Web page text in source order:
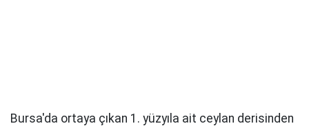
Bursa'da ortaya çıkan 1. yüzyıla ait ceylan derisinden